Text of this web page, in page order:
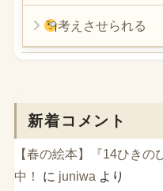
考えさせられる
新着コメント
【春の絵本】『14ひき
中！
に juniwa より